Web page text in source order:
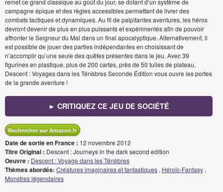
remet ce grand classique au goût du jour, se dotant d’un système de
campagne épique et des règles accessibles permettant de livrer des
combats tactiques et dynamiques. Au fil de palpitantes aventures, les héros
devront devenir de plus en plus puissants et expérimentés afin de pouvoir
affronter le Seigneur du Mal dans un final apocalyptique. Alternativement, il
est possible de jouer des parties indépendantes en choisissant de
n’accomplir qu’une seule des quêtes présentes dans le jeu. Avec 39
figurines en plastique, plus de 200 cartes, près de 50 tuiles de plateau,
Descent : Voyages dans les Ténèbres Seconde Édition vous ouvre les portes
de la grande aventure !
► CRITIQUEZ CE JEU DE SOCIÉTÉ
Rechercher sur Amazon.fr
Date de sortie en France : 12 novembre 2012
Titre Original : Descent : Journeys in the dark second edition
Oeuvre : Descent : Voyage dans les Ténèbres
Thèmes abordés: Créatures imaginaires et fantastiques , Héroïc-Fantasy ,
Monstres légendaires